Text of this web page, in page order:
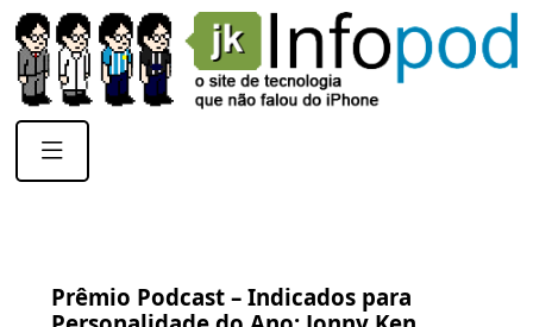
Prêmio Podcast – Indicados para